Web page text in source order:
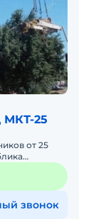
МКТ-25
от 25
Нал/
звонок